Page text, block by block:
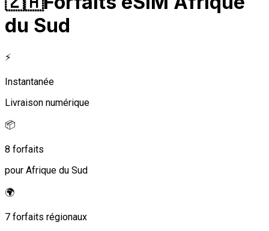
du Sud
⚡
Instantanée
Livraison numérique
📦
8 forfaits
pour Afrique du Sud
🌍
7 forfaits régionaux